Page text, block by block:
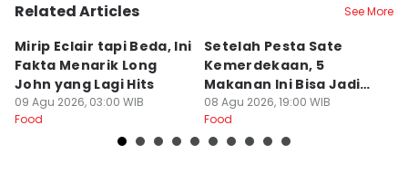
Related Articles See More
Mirip Eclair tapi Beda, Ini
Fakta Menarik Long
John yang Lagi Hits
09 Agu 2026, 03:00 WIB
Food
Setelah Pesta Sate
Kemerdekaan, 5
Makanan Ini Bisa Jadi
Penyelamat Lidah
08 Agu 2026, 19:00 WIB
Food